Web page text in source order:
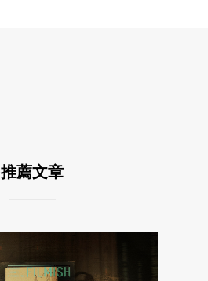
推薦文章